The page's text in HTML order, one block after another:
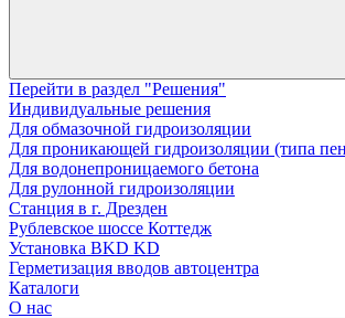
Перейти в раздел "Решения"
Индивидуальные решения
Для обмазочной гидроизоляции
Для проникающей гидроизоляции (типа
Для водонепроницаемого бетона
Для рулонной гидроизоляции
Станция в г. Дрезден
Рублевское шоссе Коттедж
Установка BKD KD
Герметизация вводов автоцентра
Каталоги
О нас